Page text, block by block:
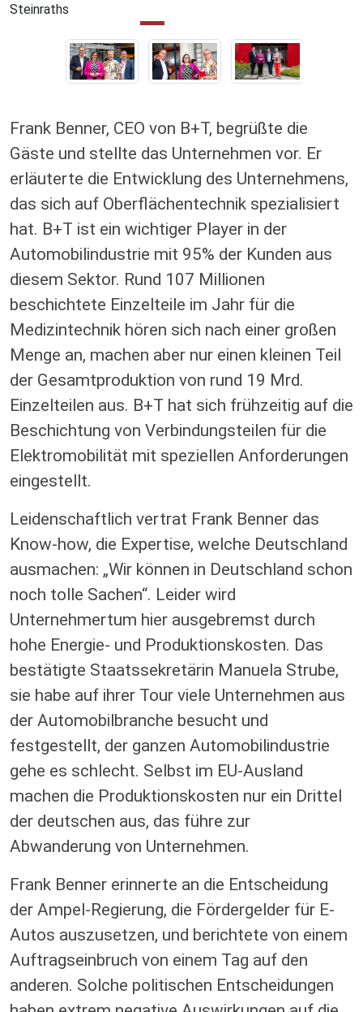
Steinraths
Frank Benner, CEO von B+T, begrüßte die
Gäste und stellte das Unternehmen vor. Er
erläuterte die Entwicklung des Unternehmens,
das sich auf Oberflächentechnik spezialisiert
hat. B+T ist ein wichtiger Player in der
Automobilindustrie mit 95% der Kunden aus
diesem Sektor. Rund 107 Millionen
beschichtete Einzelteile im Jahr für die
Medizintechnik hören sich nach einer großen
Menge an, machen aber nur einen kleinen Teil
der Gesamtproduktion von rund 19 Mrd.
Einzelteilen aus. B+T hat sich frühzeitig auf die
Beschichtung von Verbindungsteilen für die
Elektromobilität mit speziellen Anforderungen
eingestellt.
Leidenschaftlich vertrat Frank Benner das
Know-how, die Expertise, welche Deutschland
ausmachen: „Wir können in Deutschland schon
noch tolle Sachen“. Leider wird
Unternehmertum hier ausgebremst durch
hohe Energie- und Produktionskosten. Das
bestätigte Staatssekretärin Manuela Strube,
sie habe auf ihrer Tour viele Unternehmen aus
der Automobilbranche besucht und
festgestellt, der ganzen Automobilindustrie
gehe es schlecht. Selbst im EU-Ausland
machen die Produktionskosten nur ein Drittel
der deutschen aus, das führe zur
Abwanderung von Unternehmen.
Frank Benner erinnerte an die Entscheidung
der Ampel-Regierung, die Fördergelder für E-
Autos auszusetzen, und berichtete von einem
Auftragseinbruch von einem Tag auf den
anderen. Solche politischen Entscheidungen